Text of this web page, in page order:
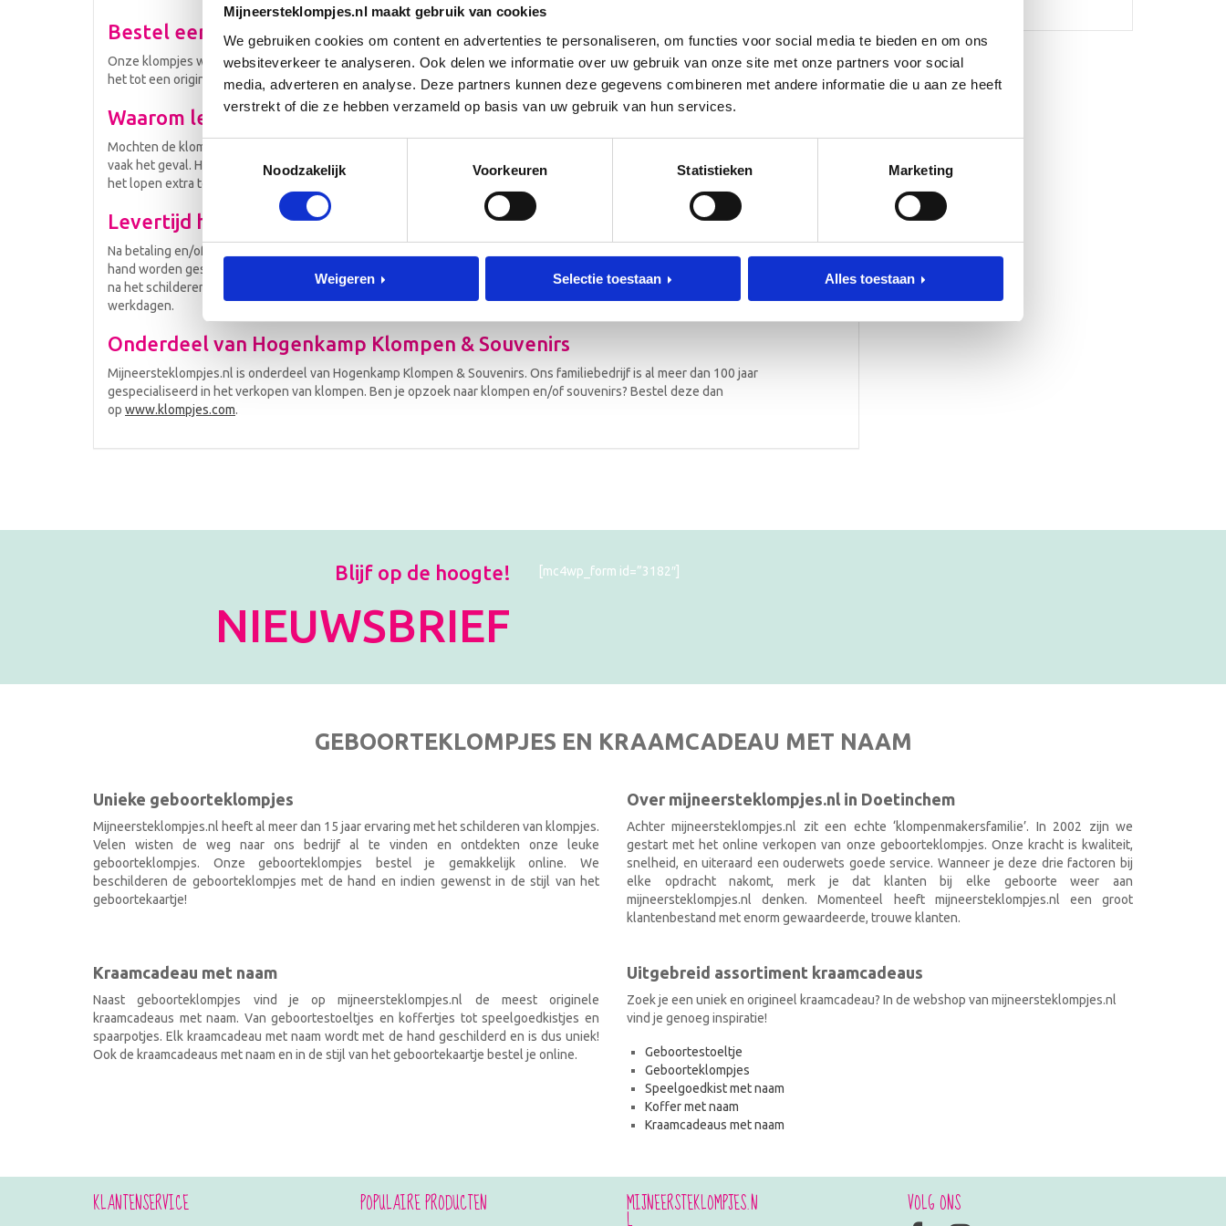
Mijneersteklompjes.nl maakt gebruik van cookies
We gebruiken cookies om content en advertenties te personaliseren, om functies voor social media te bieden en om ons
websiteverkeer te analyseren. Ook delen we informatie over uw gebruik van onze site met onze partners voor social
media, adverteren en analyse. Deze partners kunnen deze gegevens combineren met andere informatie die u aan ze heeft
verstrekt of die ze hebben verzameld op basis van uw gebruik van hun services.
Toestemmingsselectie
Noodzakelijk
Voorkeuren Statistieken Marketing
Weigeren Selectie toestaan Alles toestaan
Bestel een origineel kraamgeschenk?
Onze klompjes worden met de hand geschilderd. Wij verwerken het ontwerp van het geboortekaartje op onze klompjes. Dit maakt
het tot een origineel kraamgeschenk! Bekijk hierhoe onze klompjes worden gemaakt.
Waarom leveren wij klompjes in schoenmaat 24?
Mochten de klompjes gedragen worden, is het belangrijk dat een kind goed kan lopen. Als kinderen schoenmaat 24 hebben, is dit
vaak het geval. Hierom leveren wij de klompjes in schoenmaat 24. De klompjes worden voorzien van een blanke lak om ze tijdens
het lopen extra te beschermen tegen beschadigingen.
Levertijd hand geschilderde geboorteklompjes
Na betaling en/of ontvangst van het geboortekaartje starten wij met het schilderen van de klompjes. Omdat de klompjes met de
hand worden geschilderd en daarna nog worden voorzien van een sterke lak om beschadiging te voorkomen, moeten de klompjes
na het schilderen en lakken een dag drogen. De levertijd van een paar geboorteklompjes is daarom ongeveer 10 tot 12
werkdagen.
Onderdeel van Hogenkamp Klompen & Souvenirs
Mijneersteklompjes.nl is onderdeel van Hogenkamp Klompen & Souvenirs. Ons familiebedrijf is al meer dan 100 jaar
gespecialiseerd in het verkopen van klompen. Ben je opzoek naar klompen en/of souvenirs? Bestel deze dan
op www.klompjes.com.
Blijf op de hoogte!
NIEUWSBRIEF
[mc4wp_form id=”3182″]
GEBOORTEKLOMPJES EN KRAAMCADEAU MET NAAM
Unieke geboorteklompjes
Mijneersteklompjes.nl heeft al meer dan 15 jaar ervaring met het schilderen van klompjes.
Velen wisten de weg naar ons bedrijf al te vinden en ontdekten onze leuke
geboorteklompjes. Onze geboorteklompjes bestel je gemakkelijk online. We
beschilderen de geboorteklompjes met de hand en indien gewenst in de stijl van het
geboortekaartje!
Over mijneersteklompjes.nl in Doetinchem
Achter mijneersteklompjes.nl zit een echte ‘klompenmakersfamilie’. In 2002 zijn we
gestart met het online verkopen van onze geboorteklompjes. Onze kracht is kwaliteit,
snelheid, en uiteraard een ouderwets goede service. Wanneer je deze drie factoren bij
elke opdracht nakomt, merk je dat klanten bij elke geboorte weer aan
mijneersteklompjes.nl denken. Momenteel heeft mijneersteklompjes.nl een groot
klantenbestand met enorm gewaardeerde, trouwe klanten.
Kraamcadeau met naam
Naast geboorteklompjes vind je op mijneersteklompjes.nl de meest originele
kraamcadeaus met naam. Van geboortestoeltjes en koffertjes tot speelgoedkistjes en
spaarpotjes. Elk kraamcadeau met naam wordt met de hand geschilderd en is dus uniek!
Ook de kraamcadeaus met naam en in de stijl van het geboortekaartje bestel je online.
Uitgebreid assortiment kraamcadeaus
Zoek je een uniek en origineel kraamcadeau? In de webshop van mijneersteklompjes.nl
vind je genoeg inspiratie!
Geboortestoeltje
Geboorteklompjes
Speelgoedkist met naam
Koffer met naam
Kraamcadeaus met naam
KLANTENSERVICE POPULAIRE PRODUCTEN MIJNEERSTEKLOMPJES.N VOLG ONS